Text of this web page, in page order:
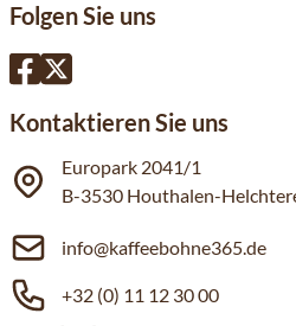
Folgen Sie uns
Kontaktieren Sie uns
Europark 2041/1
B-3530 Houthalen-
info@kaffeebohne365.de
+32 (0) 11 12 30 00